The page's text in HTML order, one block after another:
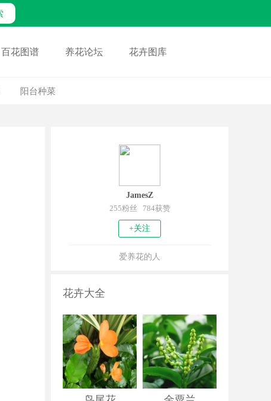
百花图谱 养花论坛 花卉图库
阳台种菜
JamesZ
255粉丝 784获赞
+关注
爱养花的人
花卉大全